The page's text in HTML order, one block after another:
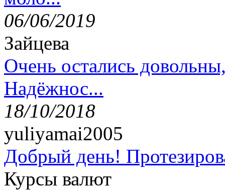
06/06/2019
Зайцева
Очень остались
Надёжнос...
18/10/2018
yuliyamai2005
Добрый день!
Курсы валют